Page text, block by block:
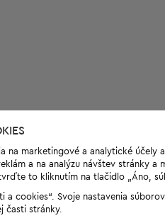
marketingové a analytické účely
a na analýzu návštev stránky
to kliknutím na tlačidlo „Áno,
cookies“. Svoje nastavenia
časti stránky.